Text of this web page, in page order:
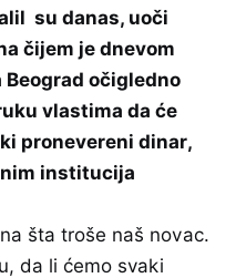
su danas, uoči
čijem je dnevom
očigledno
vlastima da će
pronevereni dinar,
institucija
šta troše naš novac.
da li ćemo svaki